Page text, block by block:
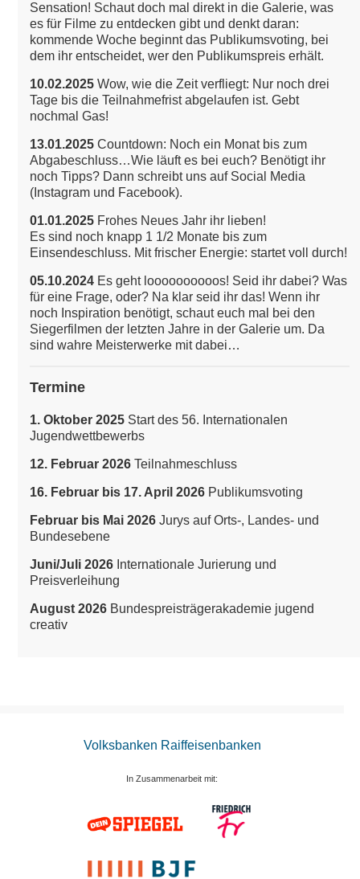
Sensation! Schaut doch mal direkt in die Galerie, was
es für Filme zu entdecken gibt und denkt daran:
kommende Woche beginnt das Publikumsvoting, bei
dem ihr entscheidet, wer den Publikumspreis erhält.
10.02.2025 Wow, wie die Zeit verfliegt: Nur noch drei
Tage bis die Teilnahmefrist abgelaufen ist. Gebt
nochmal Gas!
13.01.2025 Countdown: Noch ein Monat bis zum
Abgabeschluss…Wie läuft es bei euch? Benötigt ihr
noch Tipps? Dann schreibt uns auf Social Media
(Instagram und Facebook).
01.01.2025 Frohes Neues Jahr ihr lieben!
Es sind noch knapp 1 1/2 Monate bis zum
Einsendeschluss. Mit frischer Energie: startet voll durch!
05.10.2024 Es geht loooooooooos! Seid ihr dabei? Was
für eine Frage, oder? Na klar seid ihr das! Wenn ihr
noch Inspiration benötigt, schaut euch mal bei den
Siegerfilmen der letzten Jahre in der Galerie um. Da
sind wahre Meisterwerke mit dabei…
Termine
1. Oktober 2025 Start des 56. Internationalen
Jugendwettbewerbs
12. Februar 2026 Teilnahmeschluss
16. Februar bis 17. April 2026 Publikumsvoting
Februar bis Mai 2026 Jurys auf Orts-, Landes- und
Bundesebene
Juni/Juli 2026 Internationale Jurierung und
Preisverleihung
August 2026 Bundespreisträgerakademie jugend
creativ
Volksbanken Raiffeisenbanken
In Zusammenarbeit mit: